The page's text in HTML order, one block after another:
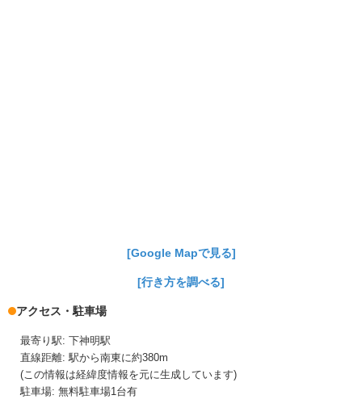
[Google Mapで見る]
[行き方を調べる]
アクセス・駐車場
最寄り駅: 下神明駅
直線距離: 駅から南東に約380m
(この情報は経緯度情報を元に生成しています)
駐車場: 無料駐車場1台有